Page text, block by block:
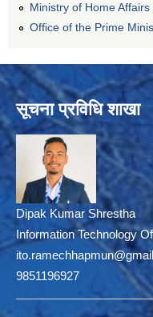
Ministry of Home Affairs
Office of the Prime
सूचना प्रविधि शाखा
Dipak Kumar Shrestha
Information Technology
9851196927